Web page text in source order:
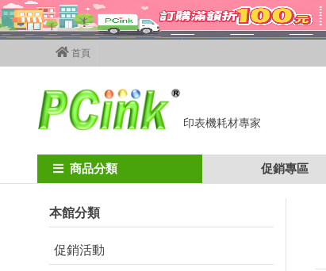
首頁
印表機耗材專家
商品分類 促銷專區
Home 標籤帶 / 轉寫帶
本館分類
促銷活動